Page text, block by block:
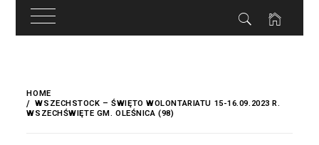
treści
content
HOME
WSZECHSTOCK – ŚWIĘTO WOLONTARIATU 15-16.09.2023 R.
WSZECHŚWIĘTE GM. OLEŚNICA (98)